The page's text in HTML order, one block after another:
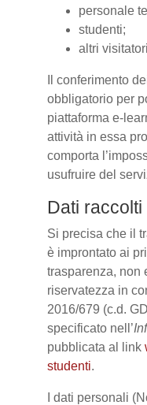
personale
studenti;
altri
Il conferimento
obbligatorio per
piattaforma e-
attività in essa
comporta
usufruire del
Dati
Si precisa che il
è improntato ai
trasparenza, non
riservatezza in
2016/679 (c.d.
specificato nell’
pubblicata al link
studenti.
I dati personali